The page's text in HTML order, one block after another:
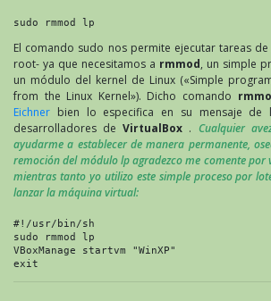
sudo rmmod lp
El comando sudo nos permite ejecutar tareas
root- ya que necesitamos a rmmod, un simple
un módulo del kernel de Linux («Simple
from the Linux Kernel»). Dicho comando
Eichner bien lo especifica en su mensaje
desarrolladores deVirtualBox . Cualquier
ayudarme a establecer de manera permanente,
remoción del módulo lp agradezco me comente por
mientras tanto yo utilizo este simple proceso por
lanzar la máquina virtual:
#!/usr/bin/sh
sudo rmmod lp
VBoxManage startvm "WinXP"
exit